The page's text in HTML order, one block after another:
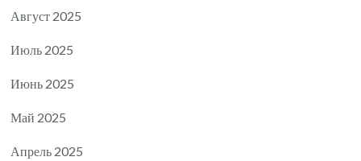
Август 2025
Июль 2025
Июнь 2025
Май 2025
Апрель 2025